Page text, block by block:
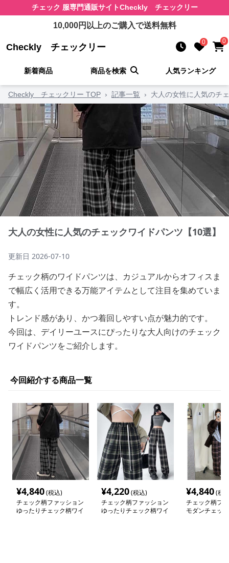
チェック 服専門通販サイトCheckly チェックリー
10,000円以上のご購入で送料無料
Checkly チェックリー 0 0
新着商品 商品を検索 人気ランキング
Checkly チェックリー TOP › 記事一覧 › 大人の女性に人気のチ
大人の女性に人気のチェックワイドパンツ【10選】
更新日 2026-07-10
チェック柄のワイドパンツは、カジュアルからオフィスま
で幅広く活用できる万能アイテムとして注目を集めていま
す。
トレンド感があり、かつ着回しやすい点が魅力的です。
今回は、デイリーユースにぴったりな大人向けのチェック
ワイドパンツをご紹介します。
今回紹介する商品一覧
¥4,840(税込)
チェック柄ファッション
ゆったりチェック柄ワイ
¥4,220(税込)
チェック柄ファッション
ゆったりチェック柄ワイ
¥4,840(税
チェック柄フ
モダンチェッ